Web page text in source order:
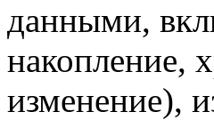
данными,
накопление,
изменение),